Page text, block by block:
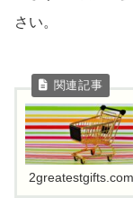
さい。
2greatestgifts.com